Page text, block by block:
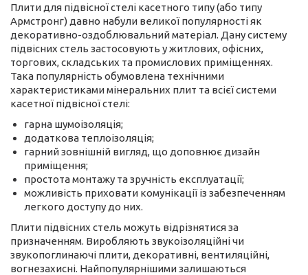
Плити для підвісної стелі касетного типу (або типу
Армстронг) давно набули великої популярності як
декоративно-оздоблювальний матеріал. Дану систему
підвісних стель застосовують у житлових, офісних,
торгових, складських та промислових приміщеннях.
Така популярність обумовлена технічними
характеристиками мінеральних плит та всієї системи
касетної підвісної стелі:
гарна шумоізоляція;
додаткова теплоізоляція;
гарний зовнішній вигляд, що доповнює дизайн
приміщення;
простота монтажу та зручність експлуатації;
можливість приховати комунікації із забезпеченням
легкого доступу до них.
Плити підвісних стель можуть відрізнятися за
призначенням. Виробляють звукоізоляційні чи
звукопоглинаючі плити, декоративні, вентиляційні,
вогнезахисні. Найпопулярнішими залишаються